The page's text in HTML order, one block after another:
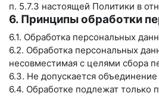
п. 5.7.3 настоящей Политики в
6. Принципы обработки
6.1. Обработка персональных
6.2. Обработка персональных
несовместимая с целями сбора
6.3. Не допускается
6.4. Обработке подлежат только